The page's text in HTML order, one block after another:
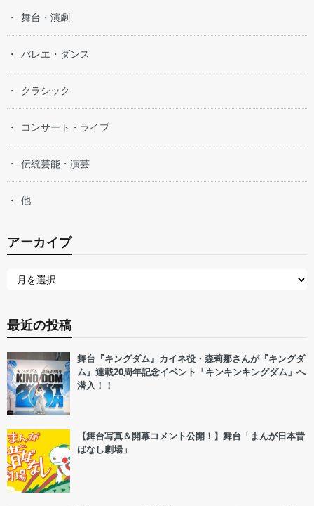
舞台・演劇
バレエ・ダンス
クラシック
コンサート・ライブ
伝統芸能・演芸
他
アーカイブ
最近の投稿
舞台『キングダム』カイネ役・森莉那さんが『キングダ
ム』連載20周年記念イベント「キンキンキングダム」へ
潜入！！
【舞台写真＆開幕コメント公開！】舞台「まんが日本昔
ばなし劇場」